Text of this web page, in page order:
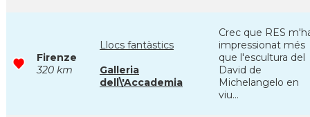
Firenze
320 km
Llocs fantàstics
Galleria
dell\'Accademia
Crec que RES
impressionat més
que l'escultura del
David de
Michelangelo en
viu...